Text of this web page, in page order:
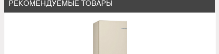
РЕКОМЕНДУЕМЫЕ ТОВАРЫ